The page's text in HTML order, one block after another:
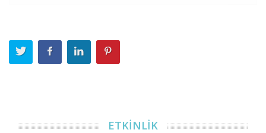
ETKİNLİK